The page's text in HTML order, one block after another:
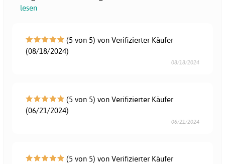
lesen
(5 von 5) von Verifizierter Käufer
(08/18/2024)
08/18/2024
(5 von 5) von Verifizierter Käufer
(06/21/2024)
06/21/2024
(5 von 5) von Verifizierter Käufer